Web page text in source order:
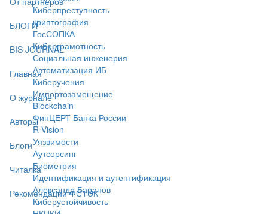
БЛОГИ
BIS JOURNAL
Главная
О журнале
Авторы
Блоги
Читалка
Рекомендации ФСТЭК
Киберпреступность
криптография
ГосСОПКА
Киберграмотность
Социальная инженерия
Автоматизация ИБ
Киберучения
Импортозамещение
Blockchain
ФинЦЕРТ Банка России
R-Vision
Уязвимости
Аутсорсинг
Биометрия
Идентификация и аутентификация
Александр Баранов
Киберустойчивость